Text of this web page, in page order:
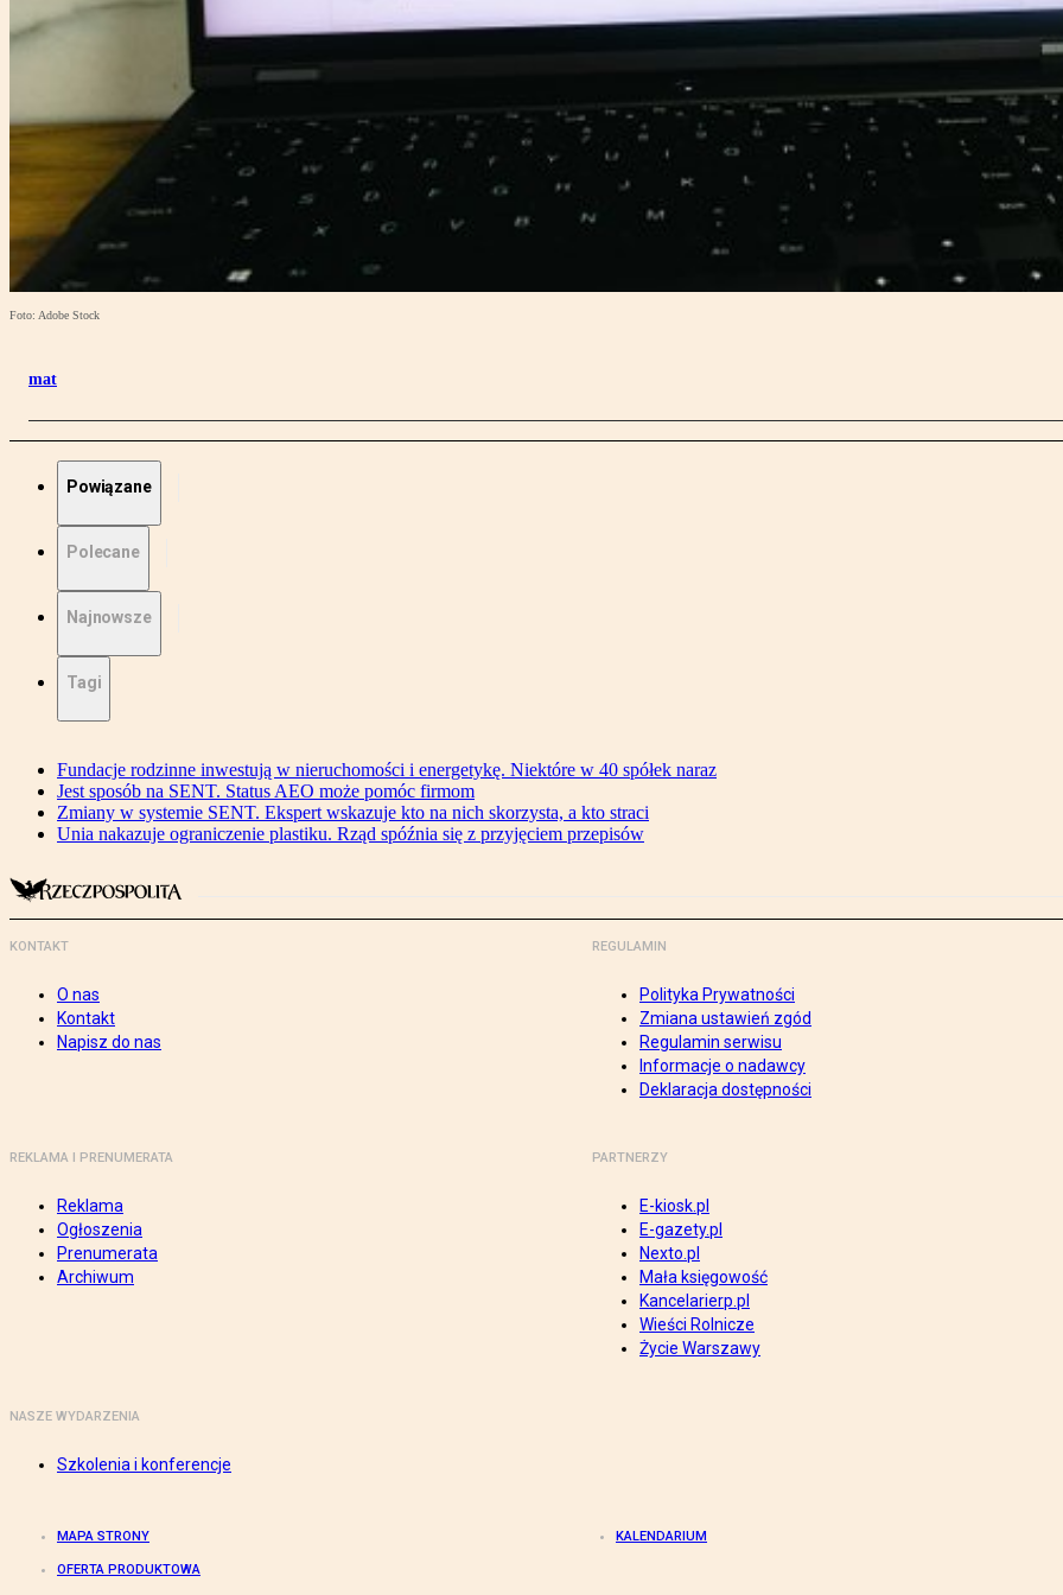
Foto: Adobe Stock
mat
Powiązane
Polecane
Najnowsze
Tagi
Fundacje rodzinne inwestują w nieruchomości i energetykę. Niektóre w 40 spółek naraz
Jest sposób na SENT. Status AEO może pomóc firmom
Zmiany w systemie SENT. Ekspert wskazuje kto na nich skorzysta, a kto straci
Unia nakazuje ograniczenie plastiku. Rząd spóźnia się z przyjęciem przepisów
KONTAKT
O nas
Kontakt
Napisz do nas
REGULAMIN
Polityka Prywatności
Zmiana ustawień zgód
Regulamin serwisu
Informacje o nadawcy
Deklaracja dostępności
REKLAMA I PRENUMERATA
Reklama
Ogłoszenia
Prenumerata
Archiwum
PARTNERZY
E-kiosk.pl
E-gazety.pl
Nexto.pl
Mała księgowość
Kancelarierp.pl
Wieści Rolnicze
Życie Warszawy
NASZE WYDARZENIA
Szkolenia i konferencje
MAPA STRONY KALENDARIUM
OFERTA PRODUKTOWA